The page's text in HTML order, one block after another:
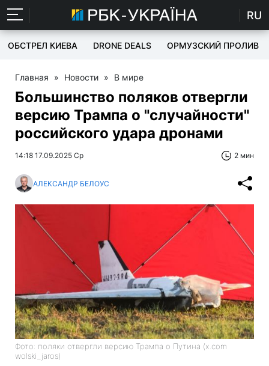
RU
ОБСТРЕЛ КИЕВА DRONE DEALS ОРМУЗСКИЙ ПРОЛИВ
Главная » Новости » В мире
Большинство поляков отвергли
версию Трампа о "случайности"
российского удара дронами
14:18 17.09.2025 Ср 2 мин
АЛЕКСАНДР БЕЛОУС
Фото: поляки отвергли версию Трампа о Путина (x.com
wolski_jaros)